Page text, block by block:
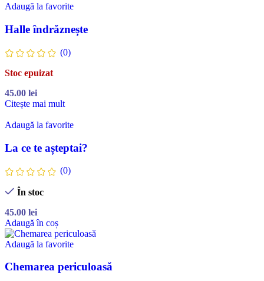
Adaugă la favorite
Halle îndrăznește
(0)
Stoc epuizat
45.00 lei
Citește mai mult
Adaugă la favorite
La ce te așteptai?
(0)
În stoc
45.00 lei
Adaugă în coș
Adaugă la favorite
Chemarea periculoasă